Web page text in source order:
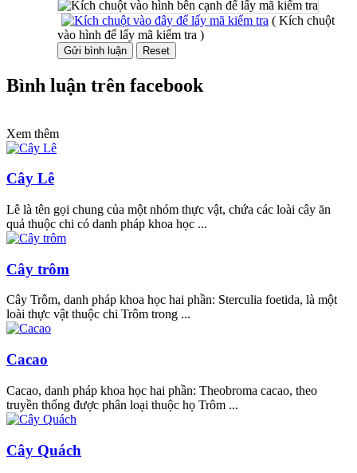
( Kích chuột
vào hình để lấy mã kiểm tra )
Bình luận trên facebook
Xem thêm
Cây Lê
Lê là tên gọi chung của một nhóm thực vật, chứa các loài cây ăn
quả thuộc chi có danh pháp khoa học ...
Cây trôm
Cây Trôm, danh pháp khoa học hai phần: Sterculia foetida, là một
loài thực vật thuộc chi Trôm trong ...
Cacao
Cacao, danh pháp khoa học hai phần: Theobroma cacao, theo
truyền thống được phân loại thuộc họ Trôm ...
Cây Quách